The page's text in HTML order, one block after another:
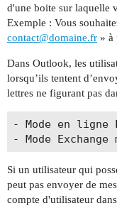
d'une boite sur laquelle
Exemple : Vous
contact@domaine.fr » à
Dans Outlook, les
lorsqu’ils tentent
lettres ne figurant pas
- Mode en
Si un utilisateur qui
peut pas envoyer de
compte d'utilisateur